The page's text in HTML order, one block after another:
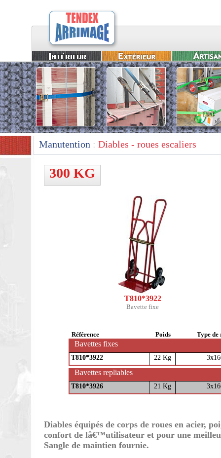
Manutention : Diables - roues escaliers
300 KG
T810*3922
Bavette fixe
Référence Poids Type de
Bavettes fixes
T810*3922 22 Kg
Bavettes repliables
T810*3926 21 Kg
Diables équipés de corps de roues en acier,
confort de lâ€™utilisateur et pour une
Sangle de maintien fournie.